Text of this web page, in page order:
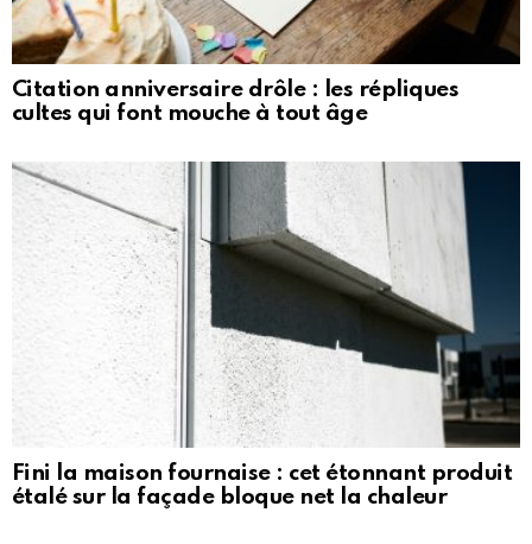
Citation anniversaire drôle : les répliques
cultes qui font mouche à tout âge
Fini la maison fournaise : cet étonnant produit
étalé sur la façade bloque net la chaleur